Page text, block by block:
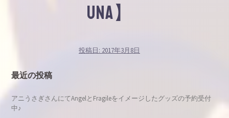
una】
投稿日:2017年3月8日
最近の投稿
アニうさぎさんにてAngelとFragileをイメージしたグッズの予約受付
中♪